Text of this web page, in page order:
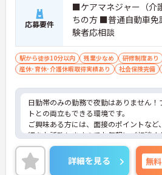
応募要件
■ケアマネジャー（介
ちの方 ■普通自動車
験者応相談
駅から徒歩10分以内 残業少なめ
研修制度あり
産休･育休･介護休暇取得実績あり
社会保険完備
日勤帯のみの勤務で夜勤はありません！
トとの両立もできる環境です。
ご興味ある方には、面接のポイントなど
細をお話致しますのでお気軽にご相談く
詳細を見る 無料